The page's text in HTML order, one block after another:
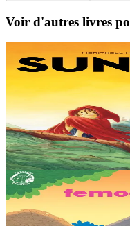
Voir d'autres livres
TES
Sunakay
La mer est devenue une
marine. Deux soeurs
déchets. Mais un
En stock25,00 €
3 ans et plus
TES
Les trois petits